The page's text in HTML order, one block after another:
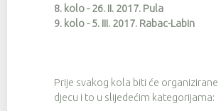
8. kolo - 26. II. 2017. Pula
9. kolo - 5. III. 2017. Rabac-Labin
Prije svakog kola biti će organizirane
djecu i to u slijedećim kategorijama: